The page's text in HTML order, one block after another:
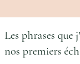
Les phrases que
nos premiers